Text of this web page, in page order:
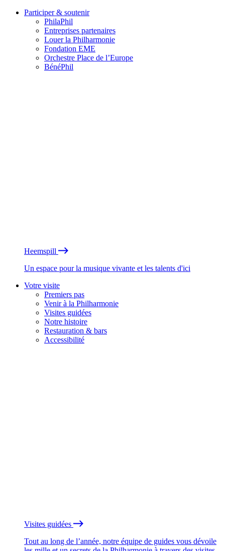
Participer & soutenir
PhilaPhil
Entreprises partenaires
Louer la Philharmonie
Fondation EME
Orchestre Place de l’Europe
BénéPhil
Heemspill
Un espace pour la musique vivante et les talents d'ici
Votre visite
Premiers pas
Venir à la Philharmonie
Visites guidées
Notre histoire
Restauration & bars
Accessibilité
Visites guidées
Tout au long de l’année, notre équipe de guides vous dévoile